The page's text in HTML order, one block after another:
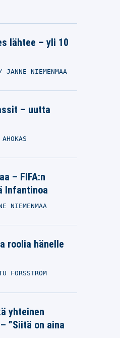
lähtee – yli 10
JANNE NIEMENMAA
– uutta
– FIFA:n
Infantinoa
NIEMENMAA
roolia hänelle
FORSSTRÖM
yhteinen
”Siitä on aina